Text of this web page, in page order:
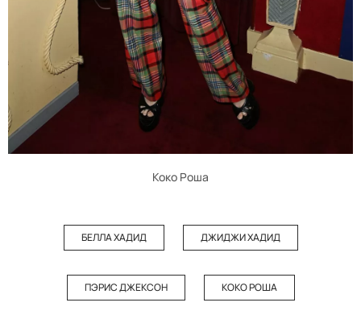
Коко Роша
БЕЛЛА ХАДИД ДЖИДЖИ ХАДИД
ПЭРИС ДЖЕКСОН КОКО РОША